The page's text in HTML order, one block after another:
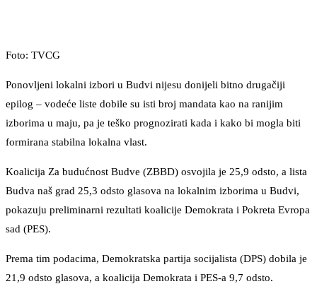
Foto: TVCG
Ponovljeni lokalni izbori u Budvi nijesu donijeli bitno drugačiji
epilog – vodeće liste dobile su isti broj mandata kao na ranijim
izborima u maju, pa je teško prognozirati kada i kako bi mogla biti
formirana stabilna lokalna vlast.
Koalicija Za budućnost Budve (ZBBD) osvojila je 25,9 odsto, a lista
Budva naš grad 25,3 odsto glasova na lokalnim izborima u Budvi,
pokazuju preliminarni rezultati koalicije Demokrata i Pokreta Evropa
sad (PES).
Prema tim podacima, Demokratska partija socijalista (DPS) dobila je
21,9 odsto glasova, a koalicija Demokrata i PES-a 9,7 odsto.